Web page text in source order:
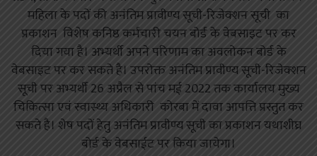
महिला के पदों की अनंतिम प्रावीण्य सूची-रिजेक्शन सूची का
प्रकाशन विशेष कनिष्ठ कर्मचारी चयन बोर्ड के वेबसाइट पर कर
दिया गया है। अभ्यर्थी अपने परिणाम का अवलोकन बोर्ड के
वेबसाइट पर कर सकते है। उपरोक्त अनंतिम प्रावीण्य सूची-रिजेक्शन
सूची पर अभ्यर्थी 26 अप्रैल से पांच मई 2022 तक कार्यालय मुख्य
चिकित्सा एवं स्वास्थ्य अधिकारी कोरबा में दावा आपत्ति प्रस्तुत कर
सकते है। शेष पदों हेतु अनंतिम प्रावीण्य सूची का प्रकाशन यथाशीघ्र
बोर्ड के वेबसाईट पर किया जायेगा।